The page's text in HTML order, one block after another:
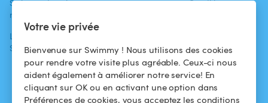
Votre vie privée
Bienvenue sur Swimmy ! Nous utilisons des cookies
pour rendre votre visite plus agréable. Ceux-ci nous
aident également à améliorer notre service! En
cliquant sur OK ou en activant une option dans
Préférences de cookies, vous acceptez les conditions
Swimmy dans les
médias
L'aventure
Swimmy
propriétaires
Louer ma piscine
Comment ça
marche ?
Conditions
confidentialité
Mentions légales